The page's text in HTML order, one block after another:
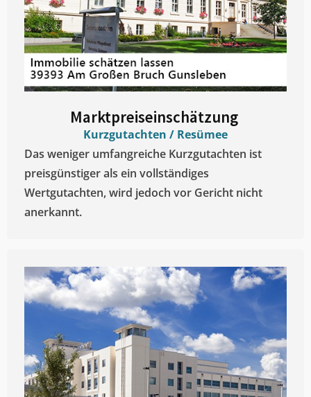
Marktpreiseinschätzung ​
Kurzgutachten / Resümee
Das weniger umfangreiche Kurzgutachten ist
preisgünstiger als ein vollständiges
Wertgutachten, wird jedoch vor Gericht nicht
anerkannt.